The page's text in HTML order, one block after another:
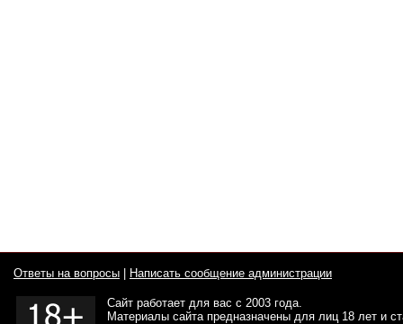
Ответы на вопросы Написать сообщение администрации
Сайт работает для вас с 2003 года.
Материалы сайта предназначены для лиц 18 лет и